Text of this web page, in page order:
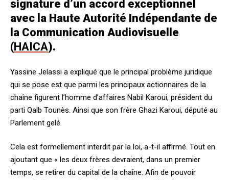
signature d’un accord exceptionnel
avec la Haute Autorité Indépendante de
la Communication Audiovisuelle
(HAICA).
Yassine Jelassi a expliqué que le principal problème juridique
qui se pose est que parmi les principaux actionnaires de la
chaîne figurent l’homme d’affaires Nabil Karoui, président du
parti Qalb Tounès. Ainsi que son frère Ghazi Karoui, député au
Parlement gelé.
Cela est formellement interdit par la loi, a-t-il affirmé. Tout en
ajoutant que « les deux frères devraient, dans un premier
temps, se retirer du capital de la chaîne. Afin de pouvoir